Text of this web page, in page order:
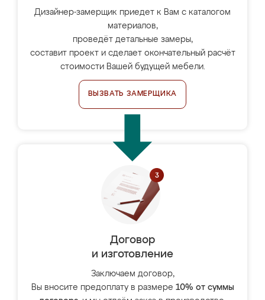
Дизайнер-замерщик приедет к Вам с каталогом
материалов,
проведёт детальные замеры,
составит проект и сделает окончательный расчёт
стоимости Вашей будущей мебели.
ВЫЗВАТЬ ЗАМЕРЩИКА
Договор
и изготовление
Заключаем договор,
Вы вносите предоплату в размере 10% от суммы